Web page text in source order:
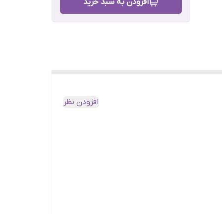
افزودن به سبد خرید
افزودن نظر